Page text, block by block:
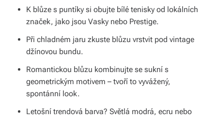
K blůze s puntíky si obujte bílé tenisky od lokálních
značek, jako jsou Vasky nebo Prestige.
Při chladném jaru zkuste blůzu vrstvit pod vintage
džínovou bundu.
Romantickou blůzu kombinujte se sukní s
geometrickým motivem – tvoří to vyvážený,
spontánní look.
Letošní trendová barva? Světlá modrá, ecru nebo